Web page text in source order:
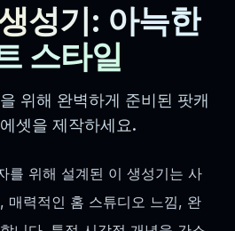
성기: 아늑한
스타일
위해 완벽하게 준비된 팟캐
셋을 제작하세요.
를 위해 설계된 이 생성기는 사
매력적인 홈 스튜디오 느낌, 완